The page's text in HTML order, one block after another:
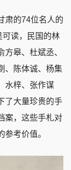
的74位名人的
读，民国的林
皋、杜斌丞、
、陈体诚、杨集
水梓、张作谋
了大量珍贵的手
案，这些手札对
考价值。